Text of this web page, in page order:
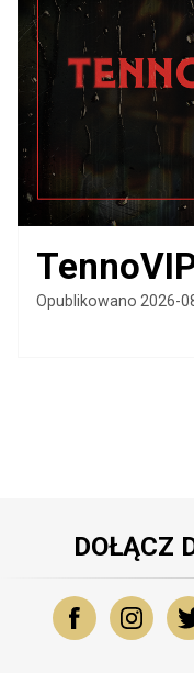
Opublikowano 2026-
DOŁĄCZ